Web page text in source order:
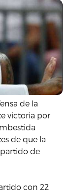
de la
victoria por
de que la
de
con 22